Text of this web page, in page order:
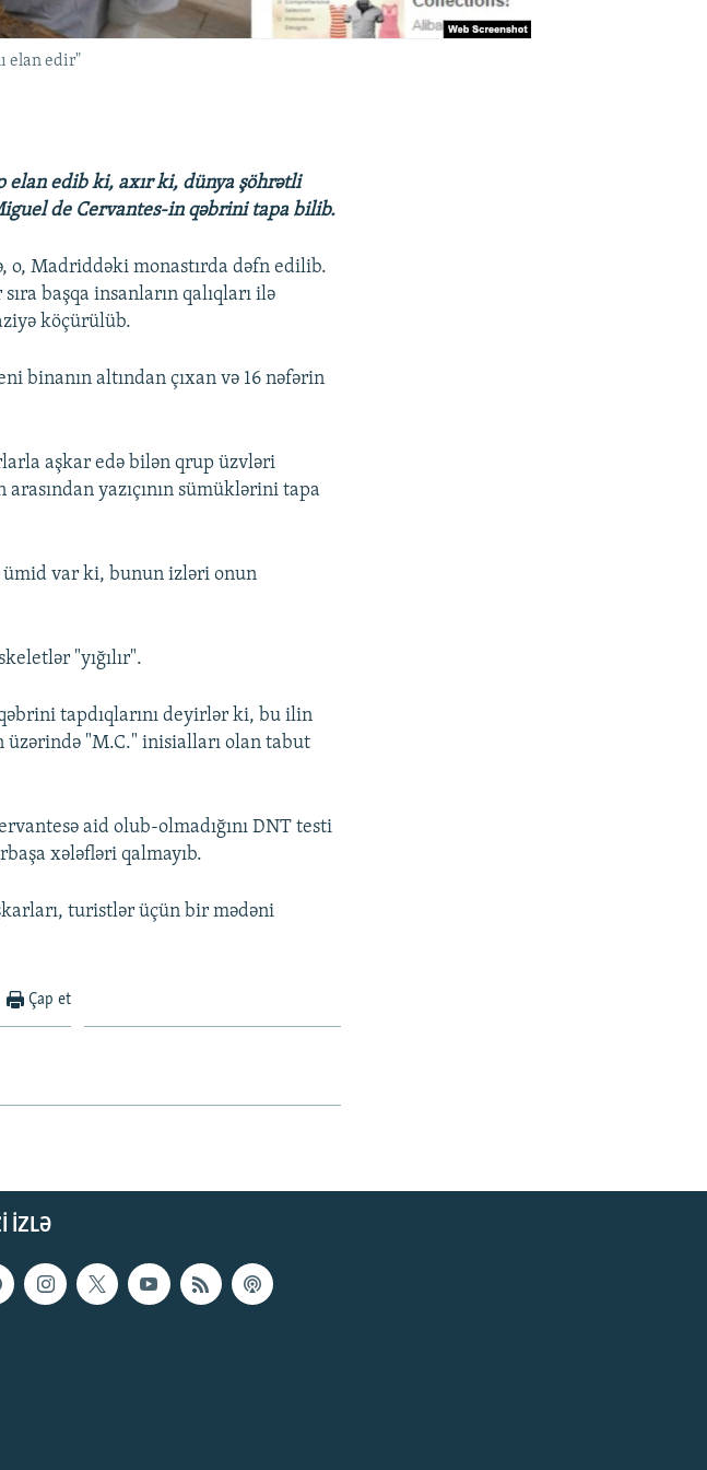
elan edir"
edib ki, axır ki, dünya şöhrətli
de Cervantes-in qəbrini tapa bilib.
o, Madriddəki monastırda dəfn edilib.
başqa insanların qalıqları ilə
köçürülüb.
binanın altından çıxan və 16 nəfərin
aşkar edə bilən qrup üzvləri
yazıçının sümüklərini tapa
ümid var ki, bunun izləri onun
"yığılır".
tapdıqlarını deyirlər ki, bu ilin
üzərində "M.C." inisialları olan tabut
aid olub-olmadığını DNT testi
xələfləri qalmayıb.
turistlər üçün bir mədəni
Çap et
IZLƏ